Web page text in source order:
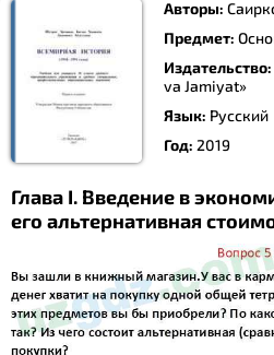
Авторы:
Предмет:
Издательство:
va Jamiyat»
Язык: Русский
Год: 2019
Глава I. Введение в
его альтернативная